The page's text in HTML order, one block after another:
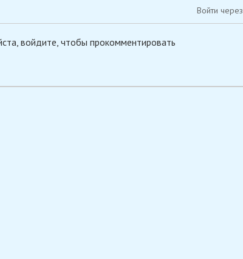
Войти через
войдите, чтобы прокомментировать